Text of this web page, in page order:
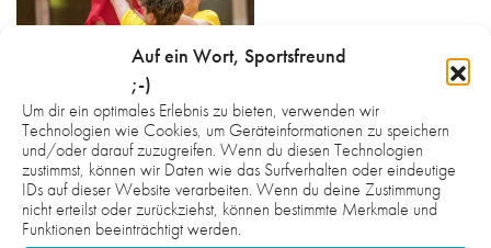
Auf ein Wort, Sportsfreund
;-)
Um dir ein optimales Erlebnis zu bieten, verwenden wir
Technologien wie Cookies, um Geräteinformationen zu speichern
und/oder darauf zuzugreifen. Wenn du diesen Technologien
zustimmst, können wir Daten wie das Surfverhalten oder eindeutige
IDs auf dieser Website verarbeiten. Wenn du deine Zustimmung
nicht erteilst oder zurückziehst, können bestimmte Merkmale und
Funktionen beeinträchtigt werden.
Hinweis:
Die Fotos auf der gesamten Webseite sind urheberrechtlich